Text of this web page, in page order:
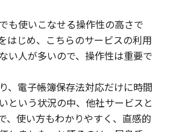
も使いこなせる操作性の高さで
はじめ、こちらのサービスの利用
い人が多いので、操作性は重要で
、電子帳簿保存法対応だけに時間
という状況の中、他社サービスと
、使い方もわかりやすく、直感的